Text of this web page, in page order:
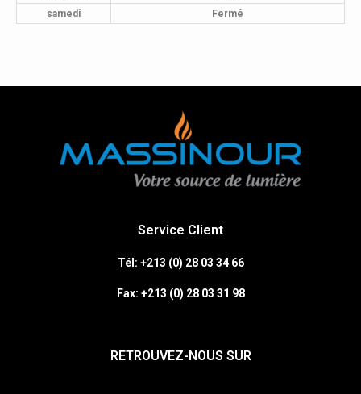
samedi
Fermé
Service Client
Tél: +213 (0) 28 03 34 66
Fax: +213 (0) 28 03 31 98
RETROUVEZ-NOUS SUR